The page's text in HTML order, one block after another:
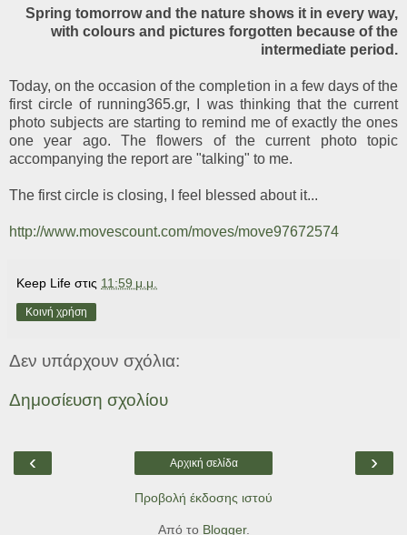
Spring tomorrow and the nature shows it in every way,
with colours and pictures forgotten because of the
intermediate period.
Today, on the occasion of the completion in a few days of the
first circle of running365.gr, I was thinking that the current
photo subjects are starting to remind me of exactly the ones
one year ago. The flowers of the current photo topic
accompanying the report are "talking" to me.
The first circle is closing, I feel blessed about it...
http://www.movescount.com/moves/move97672574
Keep Life στις 11:59 μ.μ.
Κοινή χρήση
Δεν υπάρχουν σχόλια:
Δημοσίευση σχολίου
‹ ›
Αρχική σελίδα
Προβολή έκδοσης ιστού
Από το Blogger.